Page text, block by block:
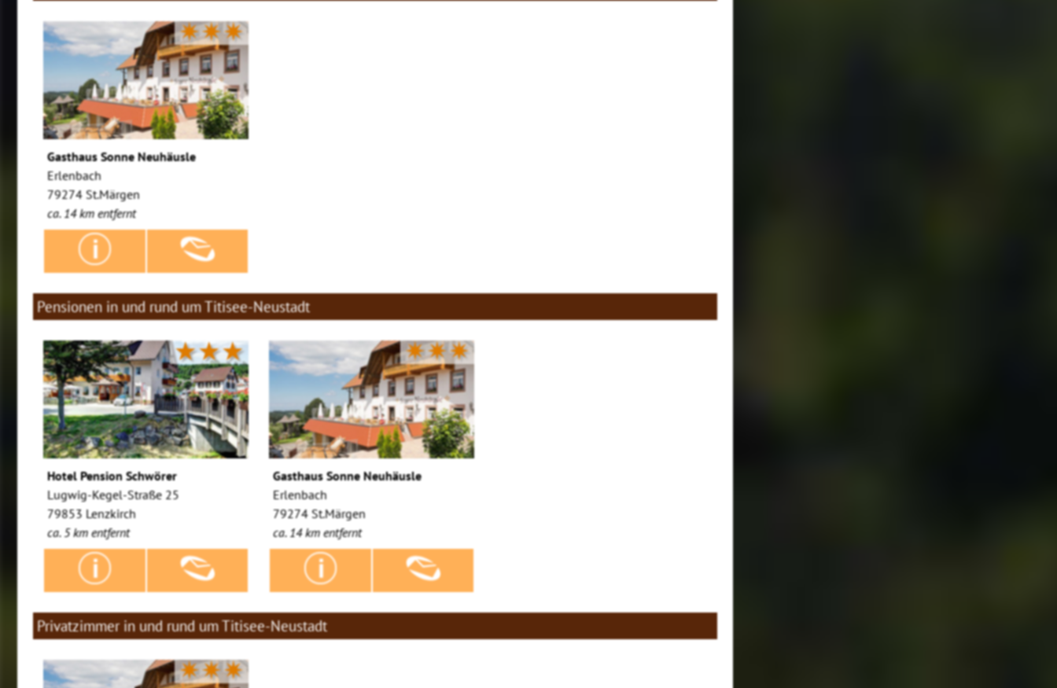
✷✷✷
Gasthaus Sonne Neuhäusle
Erlenbach
79274 St.Märgen
ca. 14 km entfernt
Pensionen in und rund um Titisee-Neustadt
★★★
Hotel Pension Schwörer
Lugwig-Kegel-Straße 25
79853 Lenzkirch
ca. 5 km entfernt
✷✷✷
Gasthaus Sonne Neuhäusle
Erlenbach
79274 St.Märgen
ca. 14 km entfernt
Privatzimmer in und rund um Titisee-Neustadt
✷✷✷